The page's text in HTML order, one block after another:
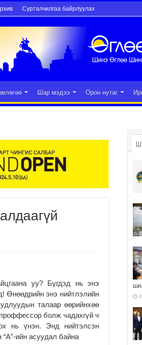
Сурталчилгаа байрлуулах
Шар мэдээ Орон нутаг
уу? Бүгдэд нь энэ
Өнөөдрийн энэ нийтлэлийн
талаар өөрийнхөө
болж чадахгүй ч
нь үнэн. Энд нийтэлсэн
ийн асуудал байна